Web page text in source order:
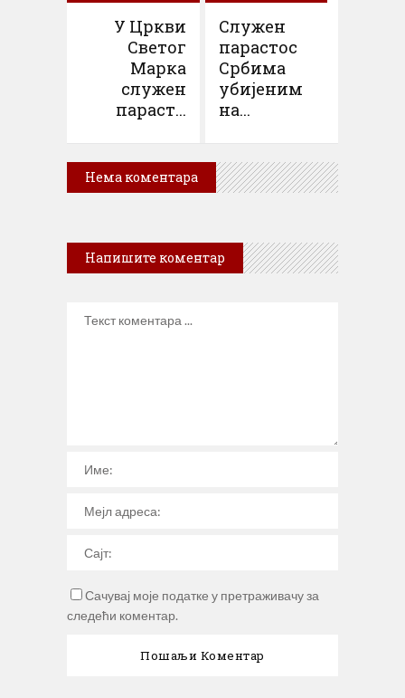
У Цркви
Светог
Марка
служен
параст...
Служен
парастос
Србима
убијеним
на...
Нема коментара
Напишите коментар
Сачувај моје податке у претраживачу за
следећи коментар.